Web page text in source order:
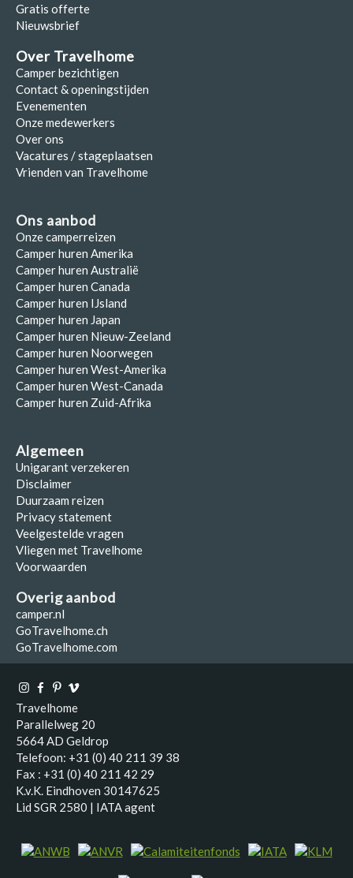
Gratis offerte
Nieuwsbrief
Over Travelhome
Camper bezichtigen
Contact & openingstijden
Evenementen
Onze medewerkers
Over ons
Vacatures / stageplaatsen
Vrienden van Travelhome
Ons aanbod
Onze camperreizen
Camper huren Amerika
Camper huren Australië
Camper huren Canada
Camper huren IJsland
Camper huren Japan
Camper huren Nieuw-Zeeland
Camper huren Noorwegen
Camper huren West-Amerika
Camper huren West-Canada
Camper huren Zuid-Afrika
Algemeen
Unigarant verzekeren
Disclaimer
Duurzaam reizen
Privacy statement
Veelgestelde vragen
Vliegen met Travelhome
Voorwaarden
Overig aanbod
camper.nl
GoTravelhome.ch
GoTravelhome.com
Travelhome
Parallelweg 20
5664 AD Geldrop
Telefoon: +31 (0) 40 211 39 38
Fax : +31 (0) 40 211 42 29
K.v.K. Eindhoven 30147625
Lid SGR 2580 | IATA agent